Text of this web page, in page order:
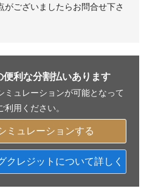
がございましたらお問合せ下さ
便利な分割払いあります
ミュレーションが可能となって
用ください。
ミュレーションする
クレジットについて詳しく